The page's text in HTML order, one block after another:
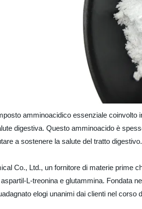
amminoacidico essenziale
digestiva. Questo amminoacido è
a sostenere la salute del tratto digestivo.
Co., Ltd., un fornitore di materie prime
L-treonina e glutammina. Fondata
elogi unanimi dai clienti nel corso